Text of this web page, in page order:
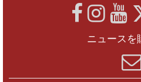
ニュースを